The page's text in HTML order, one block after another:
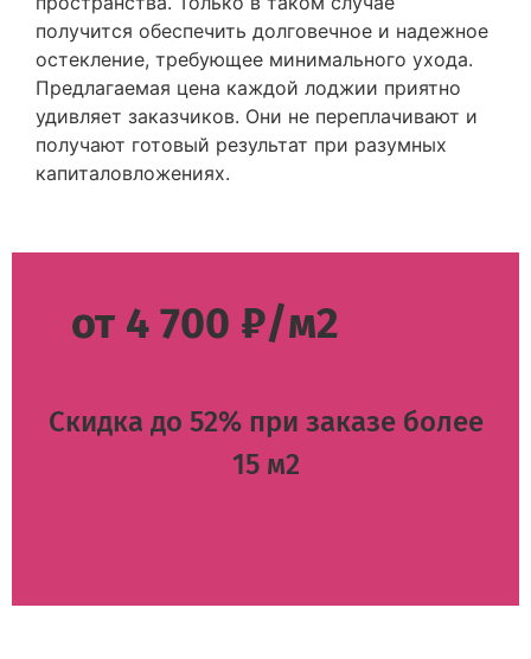
получится обеспечить долговечное и надежное
остекление, требующее минимального ухода.
Предлагаемая цена каждой лоджии приятно
удивляет заказчиков. Они не переплачивают и
получают готовый результат при разумных
капиталовложениях.
от 4 700 ₽/м2
Скидка до 52% при заказе более
15 м2